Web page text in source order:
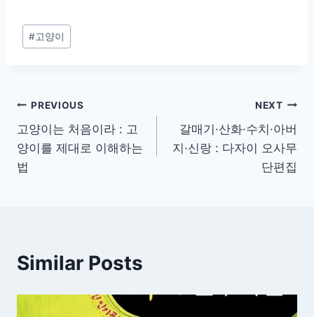
Post
Tags:
#고양이
글
탐
색
PREVIOUS
고양이는 처음이라 : 고
양이를 제대로 이해하는
법
NEXT
갈매기·산화·수치·아버
지·신랑 : 다자이 오사무
단편집
Similar Posts